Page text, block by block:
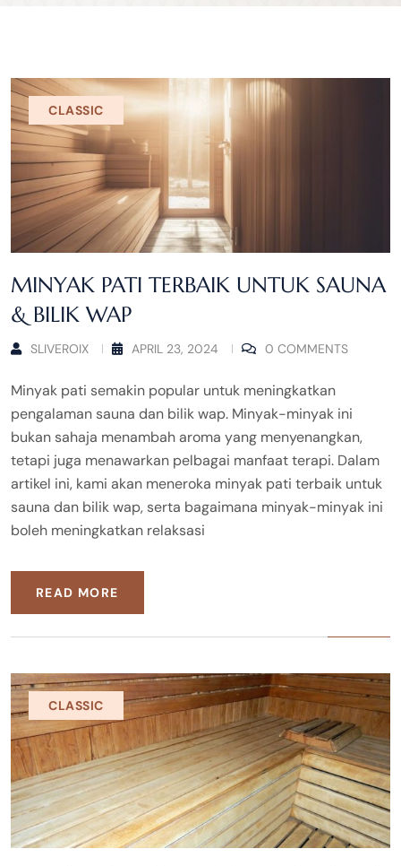
CLASSIC
MINYAK PATI TERBAIK UNTUK SAUNA
& BILIK WAP
SLIVEROIX APRIL 23, 2024 0 COMMENTS
Minyak pati semakin popular untuk meningkatkan
pengalaman sauna dan bilik wap. Minyak-minyak ini
bukan sahaja menambah aroma yang menyenangkan,
tetapi juga menawarkan pelbagai manfaat terapi. Dalam
artikel ini, kami akan meneroka minyak pati terbaik untuk
sauna dan bilik wap, serta bagaimana minyak-minyak ini
boleh meningkatkan relaksasi
READ MORE
CLASSIC